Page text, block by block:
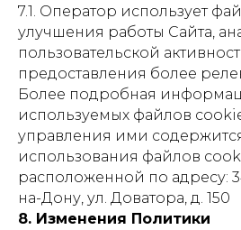
7.1. Оператор использует
улучшения работы Сайта,
пользовательской
предоставления более
Более подробная
используемых файлов
управления ими
использования файлов
расположенной по адресу:
на-Дону, ул. Доватора, д. 150
8. Изменения Политики